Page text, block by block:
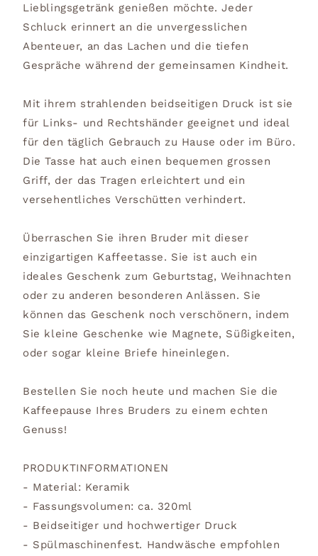
Lieblingsgetränk genießen möchte. Jeder
Schluck erinnert an die unvergesslichen
Abenteuer, an das Lachen und die tiefen
Gespräche während der gemeinsamen Kindheit.
Mit ihrem strahlenden beidseitigen Druck ist sie
für Links- und Rechtshänder geeignet und ideal
für den täglich Gebrauch zu Hause oder im Büro.
Die Tasse hat auch einen bequemen grossen
Griff, der das Tragen erleichtert und ein
versehentliches Verschütten verhindert.
Überraschen Sie ihren Bruder mit dieser
einzigartigen Kaffeetasse. Sie ist auch ein
ideales Geschenk zum Geburtstag, Weihnachten
oder zu anderen besonderen Anlässen. Sie
können das Geschenk noch verschönern, indem
Sie kleine Geschenke wie Magnete, Süßigkeiten,
oder sogar kleine Briefe hineinlegen.
Bestellen Sie noch heute und machen Sie die
Kaffeepause Ihres Bruders zu einem echten
Genuss!
PRODUKTINFORMATIONEN
- Material: Keramik
- Fassungsvolumen: ca. 320ml
- Beidseitiger und hochwertiger Druck
- Spülmaschinenfest. Handwäsche empfohlen